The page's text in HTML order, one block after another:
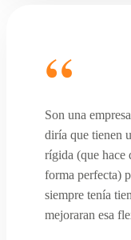
Son una
diría que tienen
rígida (que hace
forma perfecta)
siempre tenía
mejoraran esa